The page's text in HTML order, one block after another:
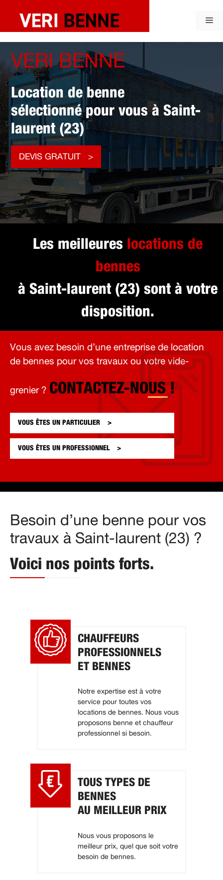
contenu
VERI BENNE
Location de benne
sélectionné pour vous à Saint-
laurent (23)
DEVIS GRATUIT
Les meilleures locations de
bennes
à Saint-laurent (23) sont à votre
disposition.
Vous avez besoin d’une entreprise de location
de bennes pour vos travaux ou votre vide-
grenier ? CONTACTEZ-NOUS !
VOUS ÊTES UN PARTICULIER
VOUS ÊTES UN PROFESSIONNEL
Besoin d’une benne pour vos
travaux à Saint-laurent (23) ?
Voici nos points forts.
CHAUFFEURS
PROFESSIONNELS
ET BENNES
Notre expertise est à votre
service pour toutes vos
locations de bennes. Nous vous
proposons benne et chauffeur
professionnel si besoin.
TOUS TYPES DE
BENNES
AU MEILLEUR PRIX
Nous vous proposons le
meilleur prix, quel que soit votre
besoin de bennes.